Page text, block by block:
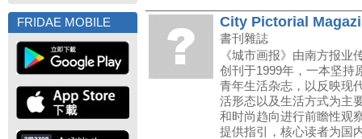
FRIDAE MOBILE City Pictorial
書刊雜誌
《城市画报》由南方报业
创刊于1999年，一本坚持
青年生活杂志，以反映现
活形态以及生活方式为主
和时尚趋向进行前瞻性观
提供指引，核心读者为国